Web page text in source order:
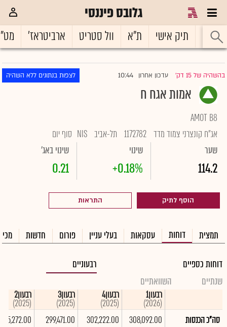
גלובס פיננסי
ראשי תיק אישי ת"א וול סטריט ארביטראז'
בהשהיה של 15 דק' |עדכון אחרון 10:44 לצפות בנתונים ללא השהיה
אמות אגח ח
AMOT B8
אג"ח קונצרני צמוד מדד 1172782 תל-אביב NIS סוף יום
שער
114.2
שינוי
+0.18%
שינוי באג'
0.21
הוסף לתיק התראות
תמצית דוחות עסקאות בעלי עניין פורום חדשות
דוחות כספיים
רבעוניים
שנתיים
השוואתיים
רבעון1
(2026)
רבעון4
(2025)
רבעון3
(2025)
רבעון2
(2025)
סה"כ הכנסות
308,092.00
302,222.00
299,471.00
295,272.00